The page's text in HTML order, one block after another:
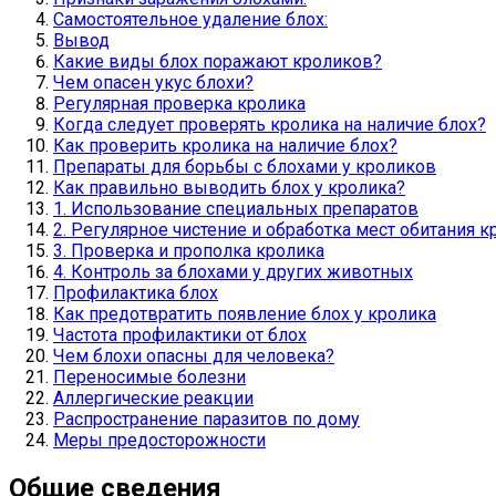
Самостоятельное удаление блох:
Вывод
Какие виды блох поражают кроликов?
Чем опасен укус блохи?
Регулярная проверка кролика
Когда следует проверять кролика на наличие блох?
Как проверить кролика на наличие блох?
Препараты для борьбы с блохами у кроликов
Как правильно выводить блох у кролика?
1. Использование специальных препаратов
2. Регулярное чистение и обработка мест обитания
3. Проверка и прополка кролика
4. Контроль за блохами у других животных
Профилактика блох
Как предотвратить появление блох у кролика
Частота профилактики от блох
Чем блохи опасны для человека?
Переносимые болезни
Аллергические реакции
Распространение паразитов по дому
Меры предосторожности
Общие сведения